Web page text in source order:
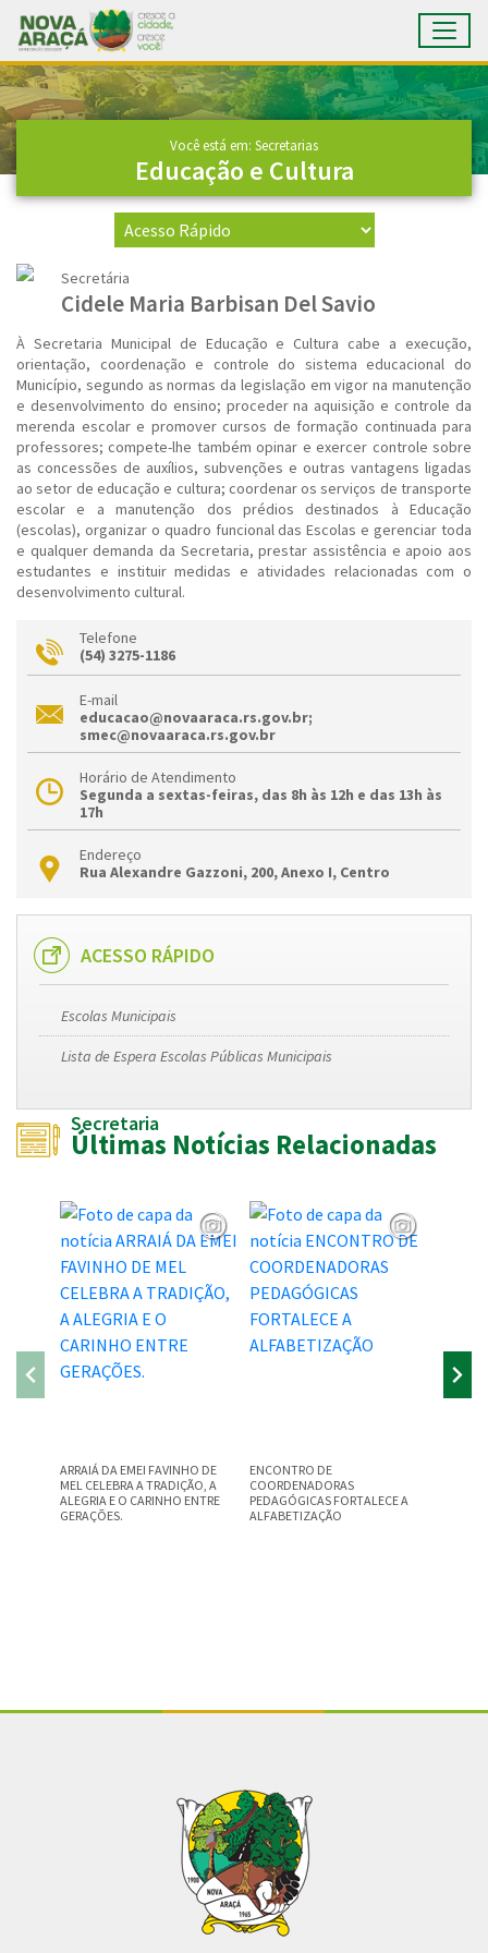
Ir para conteúdo principal
Conteúdo Principal
Você está em: Secretarias
Educação e Cultura
Secretária
Cidele Maria Barbisan Del Savio
À Secretaria Municipal de Educação e Cultura cabe a execução,
orientação, coordenação e controle do sistema educacional do
Município, segundo as normas da legislação em vigor na manutenção
e desenvolvimento do ensino; proceder na aquisição e controle da
merenda escolar e promover cursos de formação continuada para
professores; compete-lhe também opinar e exercer controle sobre
as concessões de auxílios, subvenções e outras vantagens ligadas
ao setor de educação e cultura; coordenar os serviços de transporte
escolar e a manutenção dos prédios destinados à Educação
(escolas), organizar o quadro funcional das Escolas e gerenciar toda
e qualquer demanda da Secretaria, prestar assistência e apoio aos
estudantes e instituir medidas e atividades relacionadas com o
desenvolvimento cultural.
Telefone
(54) 3275-1186
E-mail
educacao@novaaraca.rs.gov.br;
smec@novaaraca.rs.gov.br
Horário de Atendimento
Segunda a sextas-feiras, das 8h às 12h e das 13h às
17h
Endereço
Rua Alexandre Gazzoni, 200, Anexo I, Centro
ACESSO RÁPIDO
Escolas Municipais
Lista de Espera Escolas Públicas Municipais
Secretaria
Últimas Notícias Relacionadas
ARRAIÁ DA EMEI FAVINHO DE
MEL CELEBRA A TRADIÇÃO, A
ALEGRIA E O CARINHO ENTRE
GERAÇÕES.
ENCONTRO DE
COORDENADORAS
PEDAGÓGICAS FORTALECE A
ALFABETIZAÇÃO